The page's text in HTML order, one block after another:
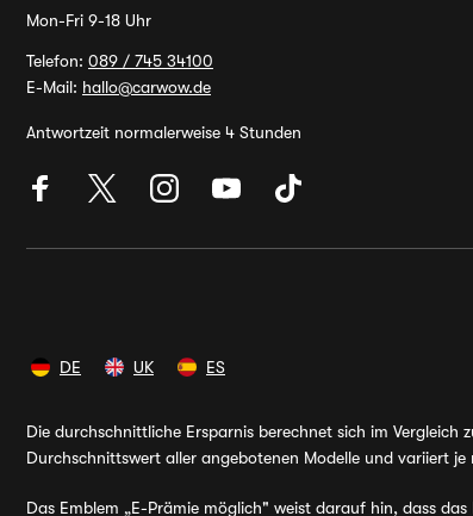
Mon-Fri 9-18 Uhr
Telefon: 089 / 745 34100
E-Mail: hallo@carwow.de
Antwortzeit normalerweise 4 Stunden
DE UK ES
Die durchschnittliche Ersparnis berechnet sich im
Durchschnittswert aller angebotenen Modelle und variiert je
Das Emblem „E-Prämie möglich" weist darauf hin, dass